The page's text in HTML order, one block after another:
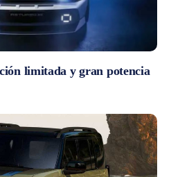
limitada y gran potencia